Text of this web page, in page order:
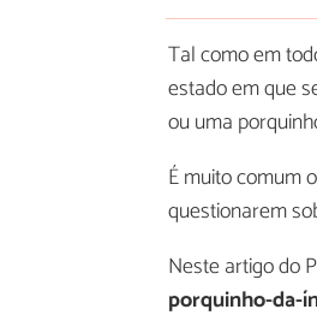
Tal como em
estado em que
ou uma
É muito comum
questionarem
Neste artigo do
porquinho-da-